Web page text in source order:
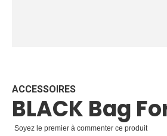
beginning
of
the
images
ACCESSOIRES
BLACK Bag
Soyez le premier à commenter ce produit